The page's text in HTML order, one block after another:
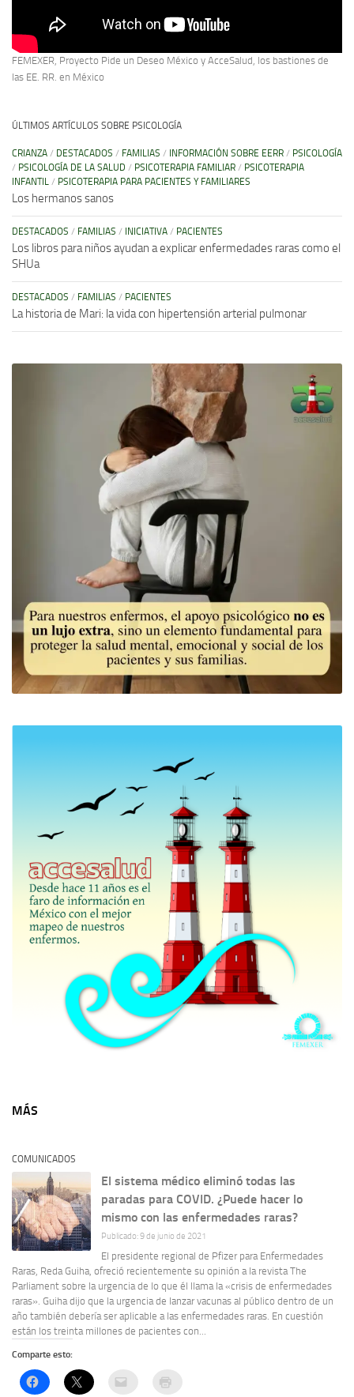
FEMEXER, Proyecto Pide un Deseo México y AcceSalud, los bastiones de
las EE. RR. en México
ÚLTIMOS ARTÍCULOS SOBRE PSICOLOGÍA
CRIANZA / DESTACADOS / FAMILIAS / INFORMACIÓN SOBRE EERR / PSICOLOGÍA
/ PSICOLOGÍA DE LA SALUD / PSICOTERAPIA FAMILIAR / PSICOTERAPIA
INFANTIL / PSICOTERAPIA PARA PACIENTES Y FAMILIARES
Los hermanos sanos
DESTACADOS / FAMILIAS / INICIATIVA / PACIENTES
Los libros para niños ayudan a explicar enfermedades raras como el
SHUa
DESTACADOS / FAMILIAS / PACIENTES
La historia de Mari: la vida con hipertensión arterial pulmonar
MÁS
COMUNICADOS
El sistema médico eliminó todas las
paradas para COVID. ¿Puede hacer lo
mismo con las enfermedades raras?
Publicado: 9 de junio de 2021
El presidente regional de Pfizer para Enfermedades
Raras, Reda Guiha, ofreció recientemente su opinión a la revista The
Parliament sobre la urgencia de lo que él llama la «crisis de enfermedades
raras». Guiha dijo que la urgencia de lanzar vacunas al público dentro de un
año también debería ser aplicable a las enfermedades raras. En cuestión
están los treinta millones de pacientes con...
Comparte esto: